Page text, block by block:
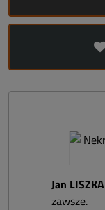
Jan LISZKA
zawsze.